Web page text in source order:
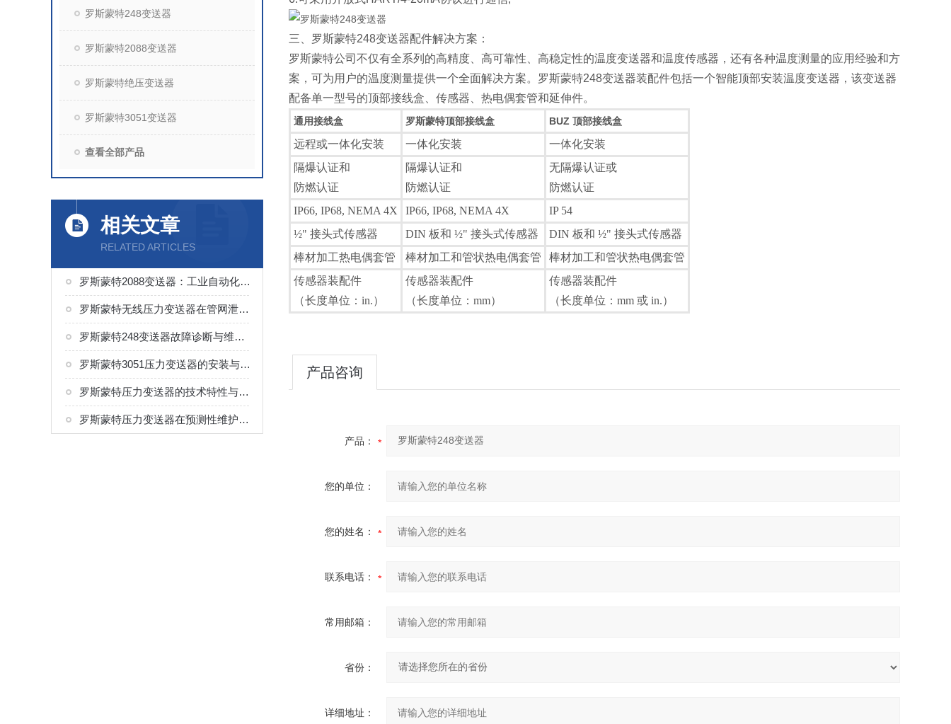
罗斯蒙特248变送器
罗斯蒙特2088变送器
罗斯蒙特绝压变送器
罗斯蒙特3051变送器
查看全部产品
相关文章
RELATED ARTICLES
罗斯蒙特2088变送器：工业自动化中的可靠压力感知者
罗斯蒙特无线压力变送器在管网泄漏检测中的应用
罗斯蒙特248变送器故障诊断与维护技巧
罗斯蒙特3051压力变送器的安装与维护
罗斯蒙特压力变送器的技术特性与工业应用探析
罗斯蒙特压力变送器在预测性维护中的应用
三、罗斯蒙特248变送器配件解决方案：
罗斯蒙特公司不仅有全系列的高精度、高可靠性、高稳定性的温度变送器和温度传感器，还有各种温度测量的应用经验和方
案，可为用户的温度测量提供一个全面解决方案。罗斯蒙特248变送器装配件包括一个智能顶部安装温度变送器，该变送器
配备单一型号的顶部接线盒、传感器、热电偶套管和延伸件。
通用接线盒 罗斯蒙特顶部接线盒 BUZ 顶部接线盒
远程或一体化安装 一体化安装
一体化安装
隔爆认证和
防燃认证
隔爆认证和
防燃认证
无隔爆认证或
防燃认证
IP66, IP68, NEMA 4X
IP66, IP68, NEMA 4X
IP 54
½" 接头式传感器
DIN 板和 ½" 接头式传感器
DIN 板和 ½" 接头式传感器
棒材加工热电偶套管
棒材加工和管状热电偶套管
棒材加工和管状热电偶套管
传感器装配件
（长度单位：in.）
传感器装配件
（长度单位：mm）
传感器装配件
（长度单位：mm 或 in.）
产品咨询
产品：
您的单位：
您的姓名：
联系电话：
常用邮箱：
省份：
详细地址：